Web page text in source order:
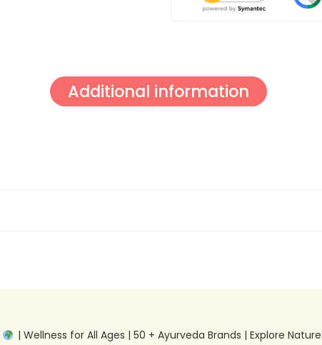
Additional information
| Wellness for All Ages | 50 + Ayurveda Brands | Explore